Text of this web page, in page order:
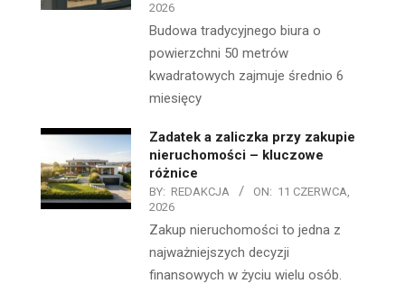
2026
Budowa tradycyjnego biura o
powierzchni 50 metrów
kwadratowych zajmuje średnio 6
miesięcy
Zadatek a zaliczka przy zakupie
nieruchomości – kluczowe
różnice
BY: REDAKCJA ON: 11 CZERWCA,
2026
Zakup nieruchomości to jedna z
najważniejszych decyzji
finansowych w życiu wielu osób.